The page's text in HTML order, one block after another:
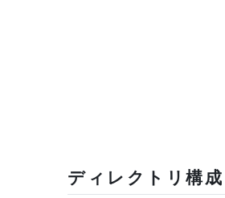
ディレクトリ構成